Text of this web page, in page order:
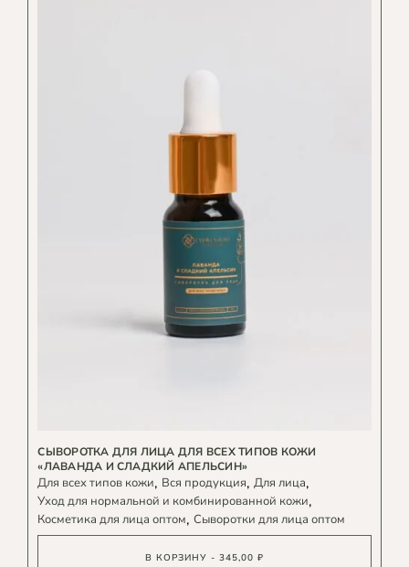
СЫВОРОТКА ДЛЯ ЛИЦА ДЛЯ ВСЕХ ТИПОВ КОЖИ
«ЛАВАНДА И СЛАДКИЙ АПЕЛЬСИН»
Для всех типов кожи Вся продукция Для лица
Уход для нормальной и комбинированной кожи
Косметика для лица оптом Сыворотки для лица оптом
В КОРЗИНУ - 345,00 ₽